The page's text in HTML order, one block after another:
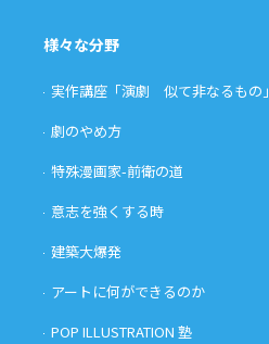
様々な分野
実作講座「演劇 似て非なるもの」
劇のやめ方
特殊漫画家-前衛の道
意志を強くする時
建築大爆発
アートに何ができるのか
POP ILLUSTRATION 塾